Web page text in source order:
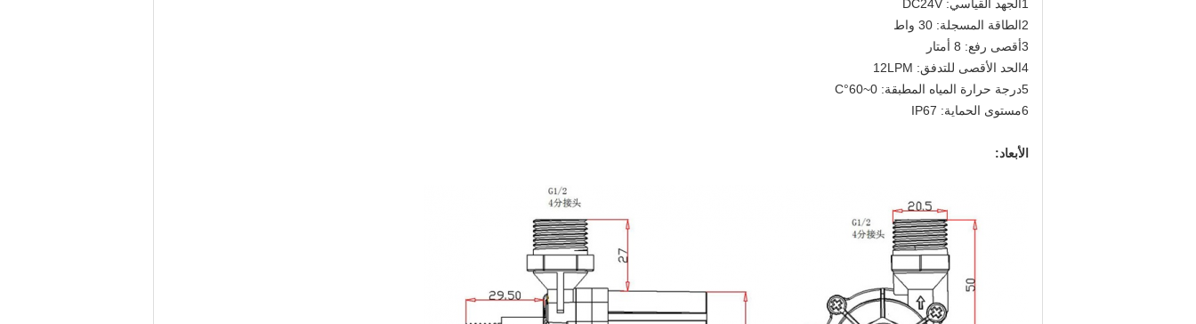
1الجهد القياسي: DC24V
2الطاقة المسجلة: 30 واط
3أقصى رفع: 8 أمتار
4الحد الأقصى للتدفق: 12LPM
5درجة حرارة المياه المطبقة: 0~60°C
6مستوى الحماية: IP67
الأبعاد: